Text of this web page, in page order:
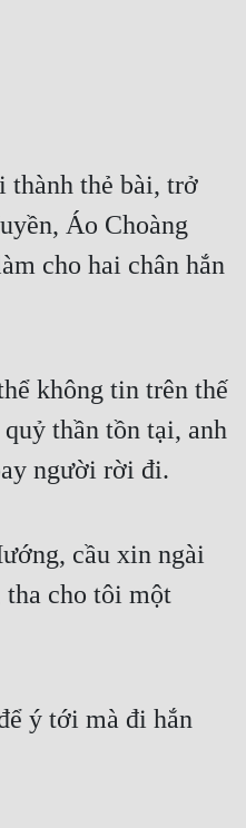
thành thẻ bài, trở
Áo Choàng
cho hai chân hắn
không tin trên thế
thần tồn tại, anh
người rời đi.
cầu xin ngài
tha cho tôi một
ý tới mà đi hắn